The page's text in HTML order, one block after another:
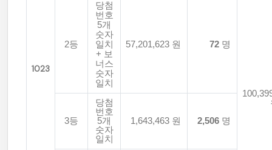
1023
2등
당첨
번호
5개
숫자
일치
+ 보
너스
숫자
일치
57,201,623 원 72 명
3등
당첨
번호
5개
숫자
일치
1,643,463 원 2,506 명